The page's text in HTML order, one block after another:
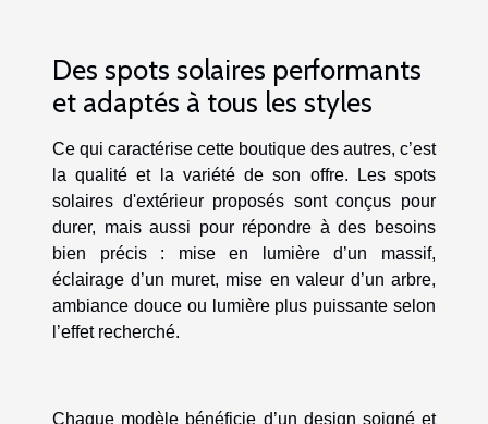
Des spots solaires performants
et adaptés à tous les styles
Ce qui caractérise cette boutique des autres, c’est
la qualité et la variété de son offre. Les spots
solaires d'extérieur proposés sont conçus pour
durer, mais aussi pour répondre à des besoins
bien précis : mise en lumière d’un massif,
éclairage d’un muret, mise en valeur d’un arbre,
ambiance douce ou lumière plus puissante selon
l’effet recherché.
Chaque modèle bénéficie d’un design soigné et